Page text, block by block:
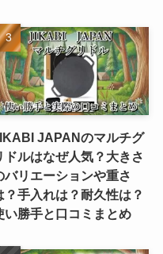
JAPANのマルチグ
ドルはなぜ人気？大きさ
バリエーションや重さ
？手入れは？耐久性は？
い勝手と口コミまとめ